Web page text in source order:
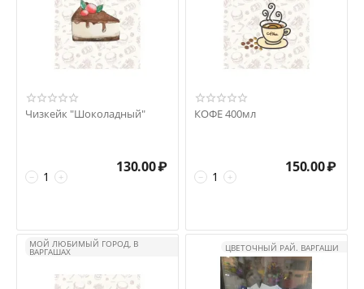
Чизкейк "Шоколадный"
+
−
130.00₽
КОФЕ 400мл
+
−
150.00₽
МОЙ ЛЮБИМЫЙ ГОРОД, В
ВАРГАШАХ ЦВЕТОЧНЫЙ РАЙ. ВАРГАШИ